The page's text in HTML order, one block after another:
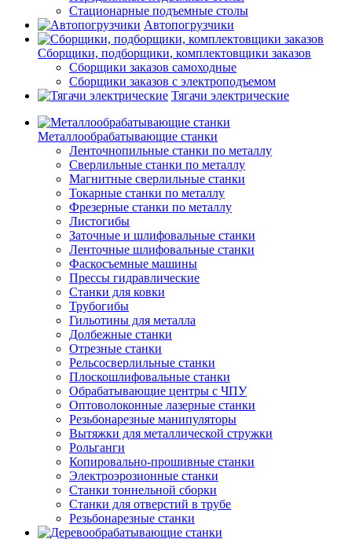
Стационарные подъемные столы
Автопогрузчики
Сборщики, подборщики, комплектовщики заказов
Сборщики заказов самоходные
Сборщики заказов с электроподъемом
Тягачи электрические
Металлообрабатывающие станки
Ленточнопильные станки по металлу
Сверлильные станки по металлу
Магнитные сверлильные станки
Токарные станки по металлу
Фрезерные станки по металлу
Листогибы
Заточные и шлифовальные станки
Ленточные шлифовальные станки
Фаскосъемные машины
Прессы гидравлические
Станки для ковки
Трубогибы
Гильотины для металла
Долбежные станки
Отрезные станки
Рельсосверлильные станки
Плоскошлифовальные станки
Обрабатывающие центры с ЧПУ
Оптоволоконные лазерные станки
Резьбонарезные манипуляторы
Вытяжки для металлической стружки
Рольганги
Копировально-прошивные станки
Электроэрозионные станки
Станки тоннельной сборки
Станки для отверстий в трубе
Резьбонарезные станки